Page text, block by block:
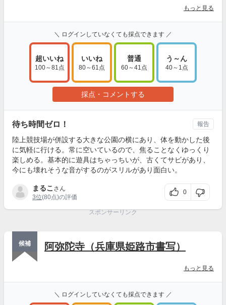
もっと見る
＼ ログインしていなくても採点できます ／
超いいね
100～81点
いいね
80～61点
普通
60～41点
う～ん
40～1点
採点・コメントする
待ち時間ゼロ！
陸上競技場が併設する大きな公園の横にあり、体を動かした後
に気軽に行ける。常に空いているので、焦ることなくゆっくり
楽しめる。基本的に遊具はちゃっちいが、古くてサビがあり、
今にも壊れそうな音がするのがスリルがあり面白い。
まるこ さん
3位(80点)の評価
0
報告
スポンサーリンク
候補 阿弥陀寺（兵庫県姫路市書写）
もっと見る
＼ ログインしていなくても採点できます ／